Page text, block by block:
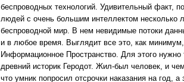
беспроводных технологий. Удивительный факт,
людей с очень большим интеллектом несколько
беспроводной мир. В нем невидимые потоки
и в любое время. Выглядит все это, как
Информационное Пространство. Для этого
древний историк Геродот. Жил-был человек, и
что умник попросил отсрочки наказания на